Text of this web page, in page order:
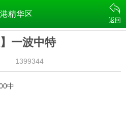
精华区
返回
一波中特
1399344
中